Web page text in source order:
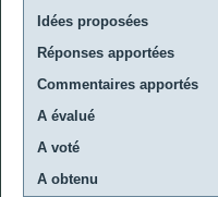
Idées proposées
Réponses apportées
Commentaires apportés
A évalué
A voté
A obtenu